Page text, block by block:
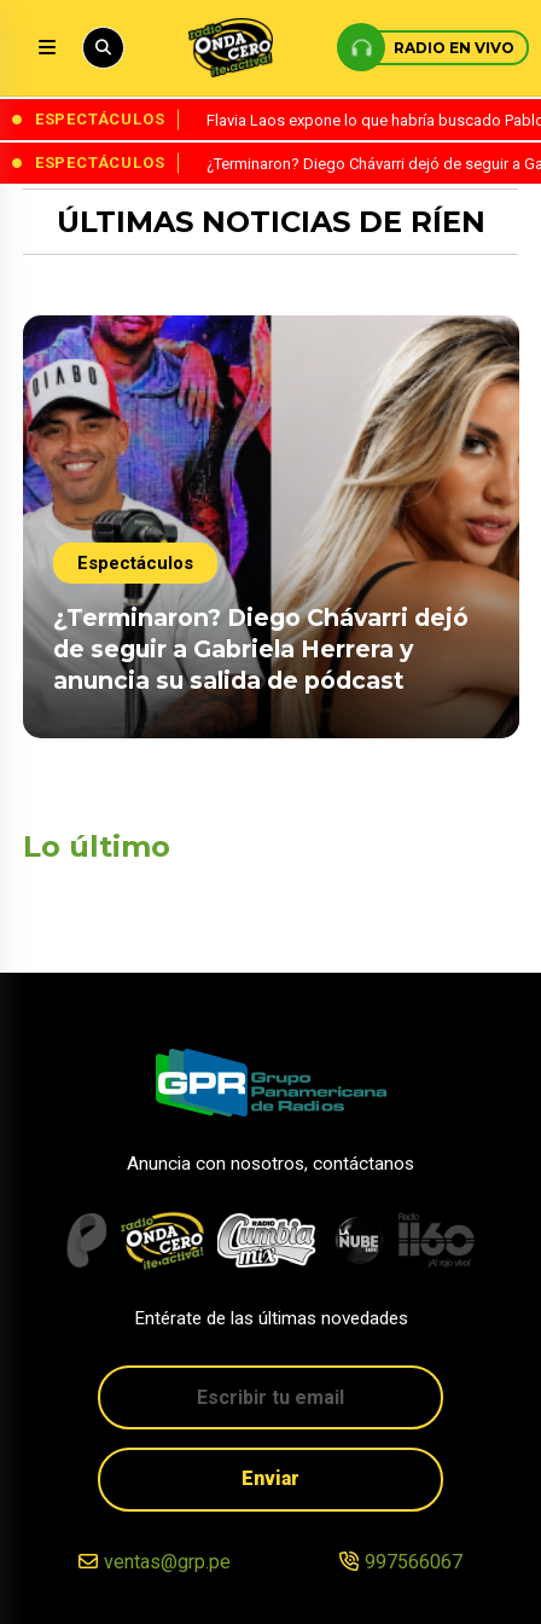
RADIO EN VIVO
ESPECTÁCULOS Flavia Laos expone lo que habría buscado
ESPECTÁCULOS ¿Terminaron? Diego Chávarri dejó de seguir a
ÚLTIMAS NOTICIAS DE RÍEN
Espectáculos
¿Terminaron? Diego Chávarri dejó
de seguir a Gabriela Herrera y
anuncia su salida de pódcast
Lo último
Anuncia con nosotros, contáctanos
Entérate de las últimas novedades
Enviar
ventas@grp.pe 997566067